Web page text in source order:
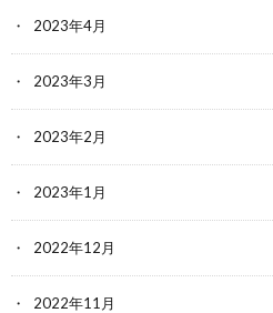
2023年4月
2023年3月
2023年2月
2023年1月
2022年12月
2022年11月